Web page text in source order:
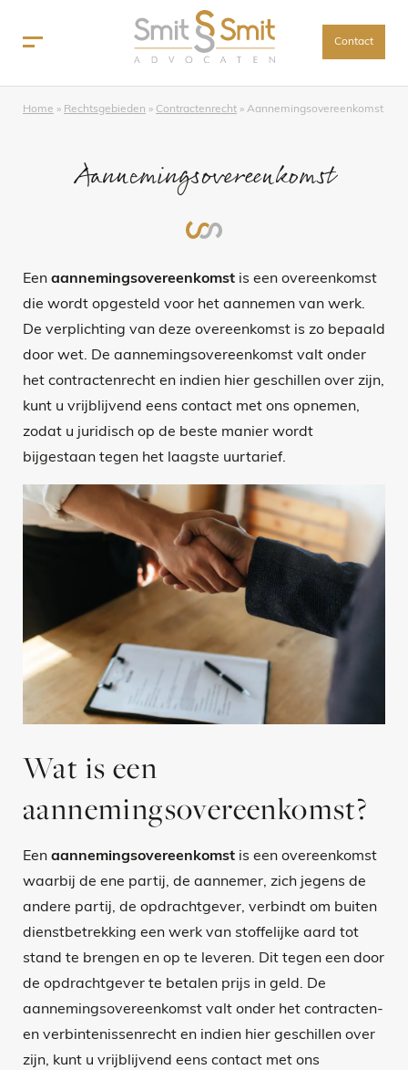
Contact
Home » Rechtsgebieden » Contractenrecht » Aannemingsovereenkomst
Aannemingsovereenkomst
Een aannemingsovereenkomst is een overeenkomst
die wordt opgesteld voor het aannemen van werk.
De verplichting van deze overeenkomst is zo bepaald
door wet. De aannemingsovereenkomst valt onder
het contractenrecht en indien hier geschillen over zijn,
kunt u vrijblijvend eens contact met ons opnemen,
zodat u juridisch op de beste manier wordt
bijgestaan tegen het laagste uurtarief.
Wat is een
aannemingsovereenkomst?
Een aannemingsovereenkomst is een overeenkomst
waarbij de ene partij, de aannemer, zich jegens de
andere partij, de opdrachtgever, verbindt om buiten
dienstbetrekking een werk van stoffelijke aard tot
stand te brengen en op te leveren. Dit tegen een door
de opdrachtgever te betalen prijs in geld. De
aannemingsovereenkomst valt onder het contracten-
en verbintenissenrecht en indien hier geschillen over
zijn, kunt u vrijblijvend eens contact met ons